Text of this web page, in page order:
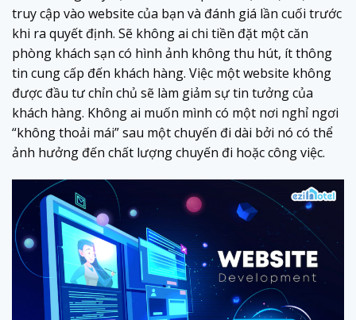
truy cập vào website của bạn và đánh giá lần cuối trước
khi ra quyết định. Sẽ không ai chi tiền đặt một căn
phòng khách sạn có hình ảnh không thu hút, ít thông
tin cung cấp đến khách hàng. Việc một website không
được đầu tư chỉn chủ sẽ làm giảm sự tin tưởng của
khách hàng. Không ai muốn mình có một nơi nghỉ ngơi
“không thoải mái” sau một chuyến đi dài bởi nó có thể
ảnh hưởng đến chất lượng chuyến đi hoặc công việc.